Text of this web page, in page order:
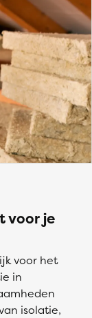
voor je
voor het
in
isolatie,